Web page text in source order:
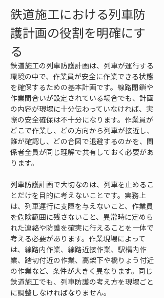
鉄道施工における列車防
護計画の役割を明確にす
る
鉄道施工の列車防護計画は、列車が運行する
環境の中で、作業員が安全に作業できる状態
を確保するための基本計画です。線路閉鎖や
作業間合いが設定されている場合でも、計画
の内容が現場に十分伝わっていなければ、実
際の安全確保は不十分になります。作業員が
どこで作業し、どの方向から列車が接近し、
誰が確認し、どの合図で退避するのかを、関
係者全員が同じ理解で共有しておく必要があ
ります。
列車防護計画で大切なのは、列車を止めるこ
とだけを目的に考えないことです。実務上
は、列車運行に支障を与えないこと、作業員
を危険範囲に残さないこと、異常時に定めら
れた連絡や防護を確実に行えることを一体で
考える必要があります。作業現場によって
は、線路内作業、線路近接作業、駅構内作
業、踏切付近の作業、高架下や橋りょう付近
の作業など、条件が大きく異なります。同じ
鉄道施工でも、列車防護の考え方を現場ごと
に調整しなければなりません。